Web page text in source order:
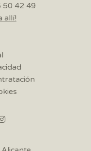
50 42 49
allí!